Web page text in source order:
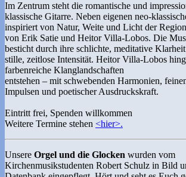
Im Zentrum steht die romantische und
klassische Gitarre. Neben eigenen neo-
inspiriert von Natur, Weite und Licht der
von Erik Satie und Heitor Villa-Lobos. Die
besticht durch ihre schlichte, meditative
stille, zeitlose Intensität. Heitor Villa-Lobos
farbenreiche Klanglandschaften
entstehen – mit schwebenden Harmonien,
Impulsen und poetischer Ausdruckskraft.
Eintritt frei, Spenden willkommen
Weitere Termine stehen <hier>.
Unsere Orgel und die Glocken wurden vom
Kirchenmusikstudenten Robert Schulz in Bild